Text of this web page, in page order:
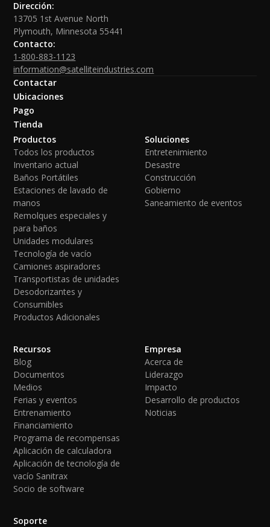
Dirección:
13705 1st Avenue North
Plymouth, Minnesota 55441
Contacto:
1-800-883-1123
information@satelliteindustries.com
Contactar
Ubicaciones
Pago
Tienda
Productos
Todos los productos
Inventario actual
Baños Portátiles
Estaciones de lavado de
manos
Remolques especiales y
para baños
Unidades modulares
Tecnología de vacío
Camiones aspiradores
Transportistas de unidades
Desodorizantes y
Consumibles
Productos Adicionales
Soluciones
Entretenimiento
Desastre
Construcción
Gobierno
Saneamiento de eventos
Recursos
Blog
Documentos
Medios
Ferias y eventos
Entrenamiento
Financiamiento
Programa de recompensas
Aplicación de calculadora
Aplicación de tecnología de
vacío Sanitrax
Socio de software
Empresa
Acerca de
Liderazgo
Impacto
Desarrollo de productos
Noticias
Soporte